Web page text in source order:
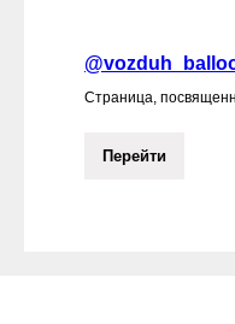
Страница,
Перейти